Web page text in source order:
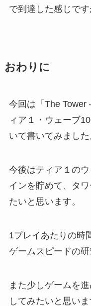
で到達した感じです
おわりに
今回は「The Tower
ィア１・ウェーブ
いて書いてみました
今後はティア１の
インを貯めて、タ
たいと思います。
1プレイあたりの時
ゲームスピードの研
また少しゲームを
してみたいと思いま